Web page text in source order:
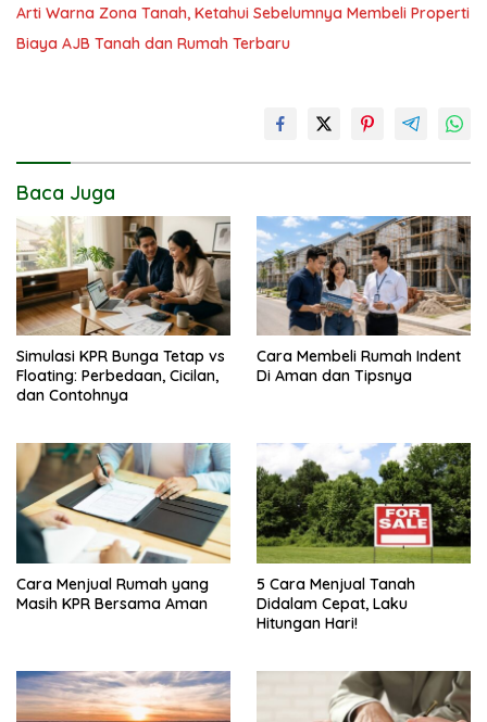
Arti Warna Zona Tanah, Ketahui Sebelumnya Membeli Properti
Biaya AJB Tanah dan Rumah Terbaru
Baca Juga
Simulasi KPR Bunga Tetap vs
Floating: Perbedaan, Cicilan,
dan Contohnya
Cara Membeli Rumah Indent
Di Aman dan Tipsnya
Cara Menjual Rumah yang
Masih KPR Bersama Aman
5 Cara Menjual Tanah
Didalam Cepat, Laku
Hitungan Hari!